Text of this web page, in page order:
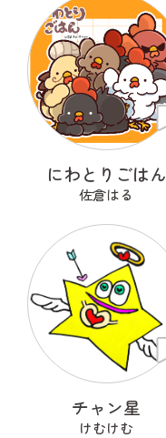
にわとりごはん
佐倉はる
チャン星
けむけむ